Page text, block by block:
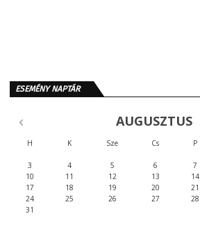
ESEMÉNY NAPTÁR
AUGUSZTUS
H K Sze Cs P
3
4 5 6 7
10
11 12 13 14
17
18 19 20 21
24
25 26 27 28
31